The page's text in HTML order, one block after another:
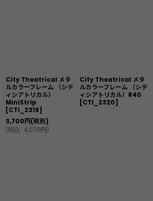
City Theatrical メタ
ルカラーフレーム （シテ
ィシアトリカル）
MiniStrip
[CTI_2319]
3,700円(税別)
(税込: 4,070円)
City Theatrical メタ
ルカラーフレーム （シテ
ィシアトリカル）R40
[CTI_2320]